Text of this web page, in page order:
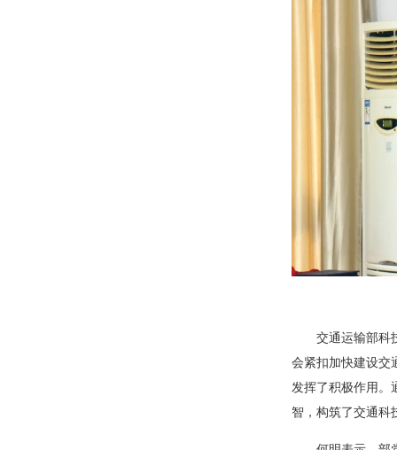
交通运输部科
会紧扣加快建设交
发挥了积极作用。
智，构筑了交通科